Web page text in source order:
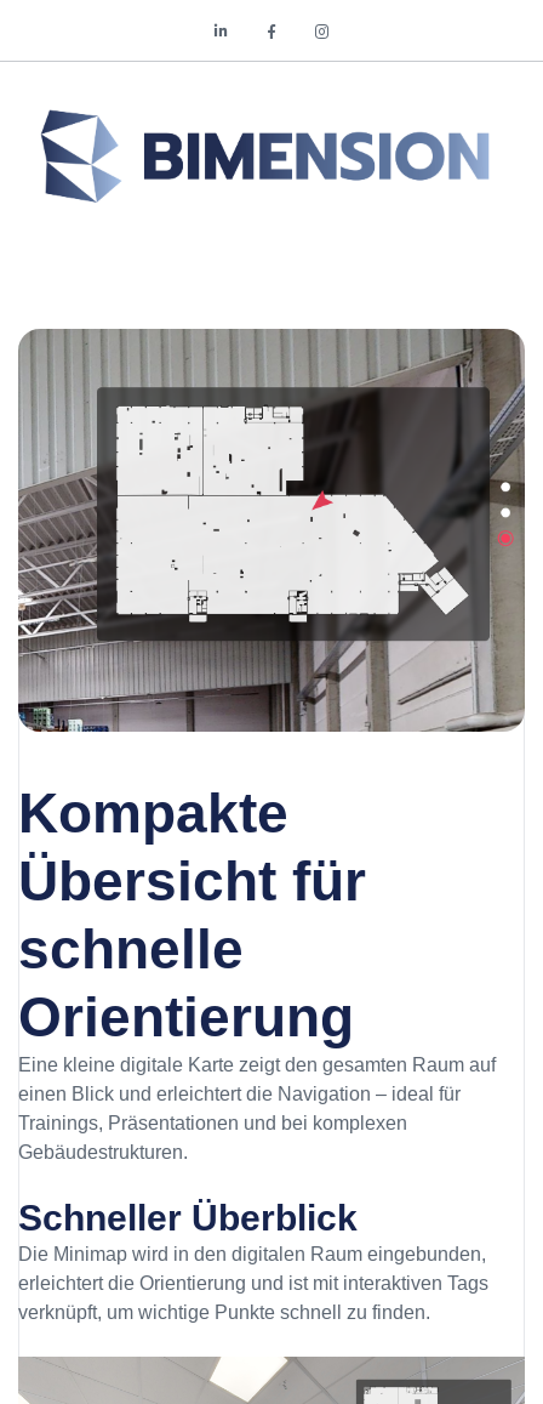
Kompakte
Übersicht für
schnelle
Orientierung
Eine kleine digitale Karte zeigt den gesamten Raum auf
einen Blick und erleichtert die Navigation – ideal für
Trainings, Präsentationen und bei komplexen
Gebäudestrukturen.
Schneller Überblick
Die Minimap wird in den digitalen Raum eingebunden,
erleichtert die Orientierung und ist mit interaktiven Tags
verknüpft, um wichtige Punkte schnell zu finden.